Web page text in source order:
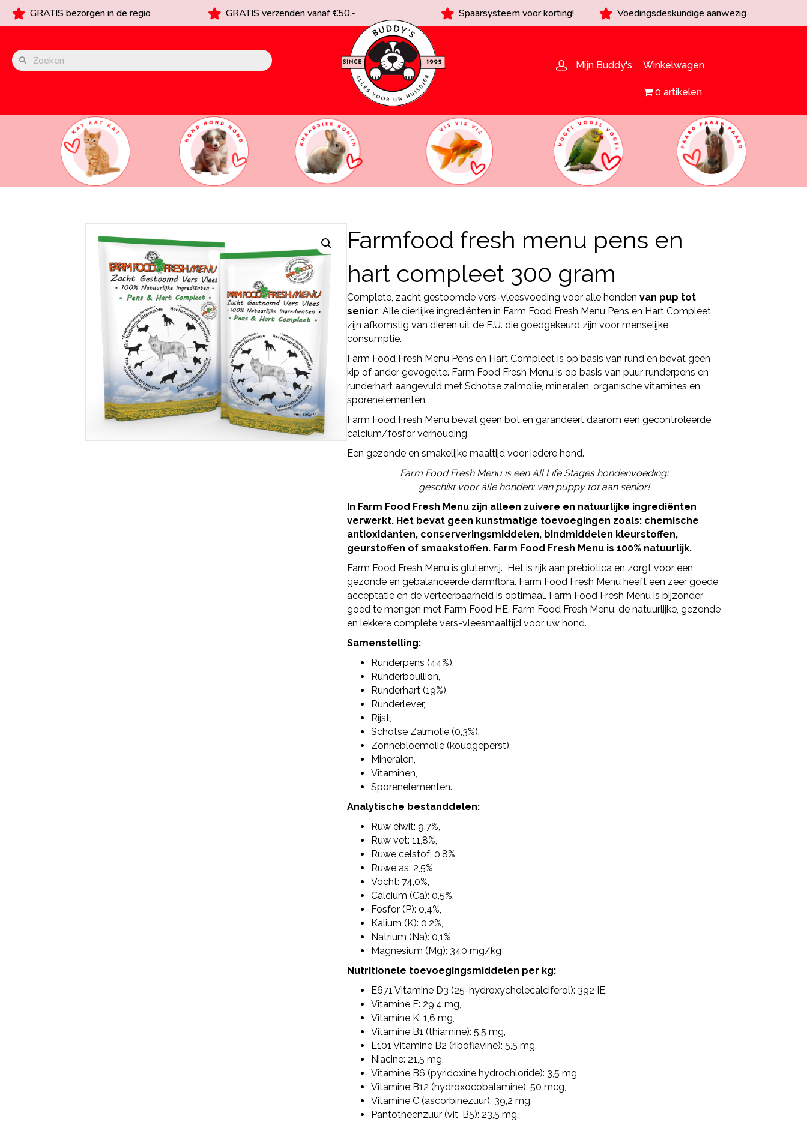
GRATIS bezorgen in de regio GRATIS verzenden vanaf €50,- Spaarsysteem voor korting! Voedingsdeskundige aanwezig
Mijn Buddy's Winkelwagen
0 artikelen
Farmfood fresh menu pens en
hart compleet 300 gram
Complete, zacht gestoomde vers-vleesvoeding voor alle honden van pup tot
senior. Alle dierlijke ingrediënten in Farm Food Fresh Menu Pens en Hart Compleet
zijn afkomstig van dieren uit de E.U. die goedgekeurd zijn voor menselijke
consumptie.
Farm Food Fresh Menu Pens en Hart Compleet is op basis van rund en bevat geen
kip of ander gevogelte. Farm Food Fresh Menu is op basis van puur runderpens en
runderhart aangevuld met Schotse zalmolie, mineralen, organische vitamines en
sporenelementen.
Farm Food Fresh Menu bevat geen bot en garandeert daarom een gecontroleerde
calcium/fosfor verhouding.
Een gezonde en smakelijke maaltijd voor iedere hond.
Farm Food Fresh Menu is een All Life Stages hondenvoeding:
geschikt voor álle honden: van puppy tot aan senior!
In Farm Food Fresh Menu zijn alleen zuivere en natuurlijke ingrediënten
verwerkt. Het bevat geen kunstmatige toevoegingen zoals: chemische
antioxidanten, conserveringsmiddelen, bindmiddelen kleurstoffen,
geurstoffen of smaakstoffen. Farm Food Fresh Menu is 100% natuurlijk.
Farm Food Fresh Menu is glutenvrij. Het is rijk aan prebiotica en zorgt voor een
gezonde en gebalanceerde darmflora. Farm Food Fresh Menu heeft een zeer goede
acceptatie en de verteerbaarheid is optimaal. Farm Food Fresh Menu is bijzonder
goed te mengen met Farm Food HE. Farm Food Fresh Menu: de natuurlijke, gezonde
en lekkere complete vers-vleesmaaltijd voor uw hond.
Samenstelling:
Runderpens (44%),
Runderboullion,
Runderhart (19%),
Runderlever,
Rijst,
Schotse Zalmolie (0,3%),
Zonnebloemolie (koudgeperst),
Mineralen,
Vitaminen,
Sporenelementen.
Analytische bestanddelen:
Ruw eiwit: 9,7%,
Ruw vet: 11,8%,
Ruwe celstof: 0,8%,
Ruwe as: 2,5%,
Vocht: 74,0%,
Calcium (Ca): 0,5%,
Fosfor (P): 0,4%,
Kalium (K): 0,2%,
Natrium (Na): 0,1%,
Magnesium (Mg): 340 mg/kg
Nutritionele toevoegingsmiddelen per kg:
E671 Vitamine D3 (25-hydroxycholecalciferol): 392 IE,
Vitamine E: 29,4 mg,
Vitamine K: 1,6 mg,
Vitamine B1 (thiamine): 5,5 mg,
E101 Vitamine B2 (riboflavine): 5,5 mg,
Niacine: 21,5 mg,
Vitamine B6 (pyridoxine hydrochloride): 3,5 mg,
Vitamine B12 (hydroxocobalamine): 50 mcg,
Vitamine C (ascorbinezuur): 39,2 mg,
Pantotheenzuur (vit. B5): 23,5 mg,